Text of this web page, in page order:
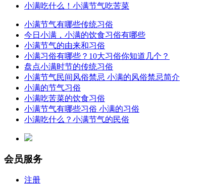
小满吃什么！小满节气吃苦菜
小满节气有哪些传统习俗
今日小满，小满的饮食习俗有哪些
小满节气的由来和习俗
小满习俗有哪些？10大习俗你知道几个？
盘点小满时节的传统习俗
小满节气民间风俗禁忌 小满的风俗禁忌简介
小满的节气习俗
小满吃苦菜的饮食习俗
小满节气有哪些习俗 小满的习俗
小满吃什么？小满节气的民俗
会员服务
注册